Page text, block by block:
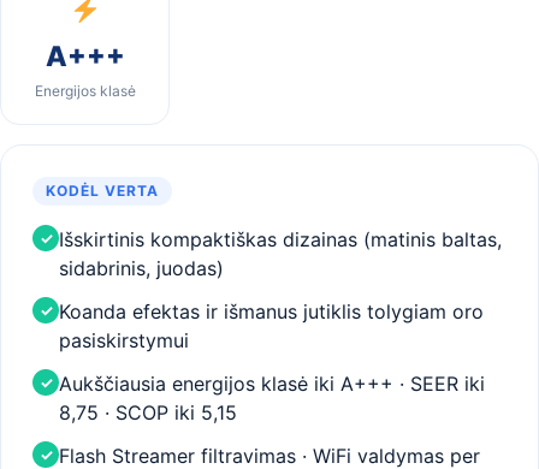
A+++
Energijos klasė
KODĖL VERTA
✓ Išskirtinis kompaktiškas dizainas (matinis baltas,
sidabrinis, juodas)
✓ Koanda efektas ir išmanus jutiklis tolygiam oro
pasiskirstymui
✓ Aukščiausia energijos klasė iki A+++ · SEER iki
8,75 · SCOP iki 5,15
✓ Flash Streamer filtravimas · WiFi valdymas per